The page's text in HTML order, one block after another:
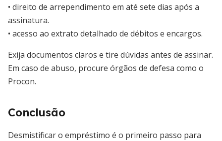
• direito de arrependimento em até sete dias após a
assinatura.
• acesso ao extrato detalhado de débitos e encargos.
Exija documentos claros e tire dúvidas antes de assinar.
Em caso de abuso, procure órgãos de defesa como o
Procon.
Conclusão
Desmistificar o empréstimo é o primeiro passo para